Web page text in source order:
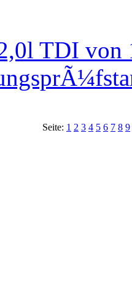
TDI von
Seite: 1 2 3 4 5 6 7 8 9